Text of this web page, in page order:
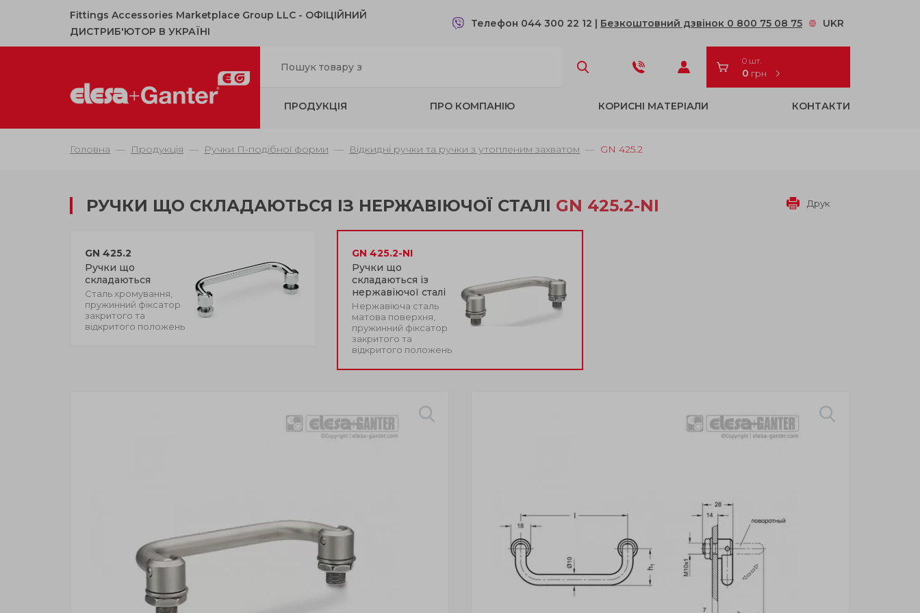
Fittings Accessories Marketplace Group LLC - OФІЦІЙНИЙ
ДИСТРИБ'ЮТОР В УКРАЇНІ
Телефон 044 300 22 12 | Безкоштовний дзвінок 0 800 75 08 75 UKR
0 шт.
0 грн
ПРОДУКЦІЯ ПРО КОМПАНІЮ КОРИСНІ МАТЕРІАЛИ КОНТАКТИ
Головна Продукція Ручки П-подібної форми Відкидні ручки та ручки з утопленим захватом GN 425.2
РУЧКИ ЩО СКЛАДАЮТЬСЯ ІЗ НЕРЖАВІЮЧОЇ СТАЛІ GN 425.2-NI Друк
GN 425.2
Ручки що
складаються
Сталь хромування,
пружинний фіксатор
закритого та
відкритого положень
GN 425.2-NI
Ручки що
складаються із
нержавіючої сталі
Нержавіюча сталь
матова поверхня,
пружинний фіксатор
закритого та
відкритого положень